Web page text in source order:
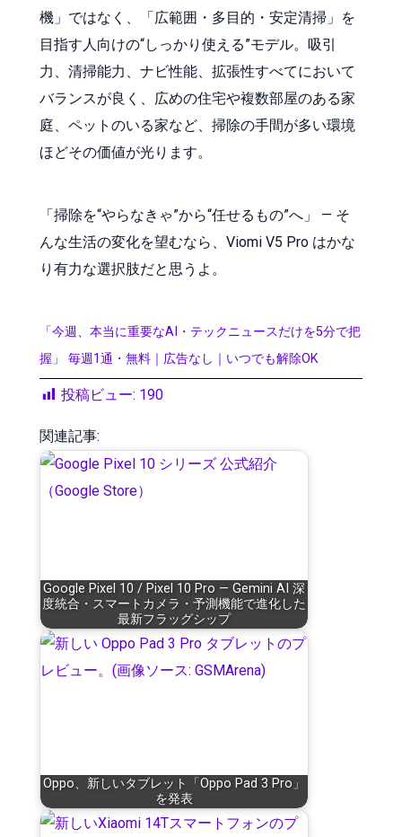
機」ではなく、「広範囲・多目的・安定清掃」を
目指す人向けの“しっかり使える”モデル。吸引
力、清掃能力、ナビ性能、拡張性すべてにおいて
バランスが良く、広めの住宅や複数部屋のある家
庭、ペットのいる家など、掃除の手間が多い環境
ほどその価値が光ります。
「掃除を“やらなきゃ”から“任せるもの”へ」 — そ
んな生活の変化を望むなら、Viomi V5 Pro はかな
り有力な選択肢だと思うよ。
「今週、本当に重要なAI・テックニュースだけを5分で把
握」 毎週1通・無料｜広告なし｜いつでも解除OK
投稿ビュー: 190
関連記事:
Google Pixel 10 / Pixel 10 Pro — Gemini AI 深
度統合・スマートカメラ・予測機能で進化した
最新フラッグシップ
Oppo、新しいタブレット「Oppo Pad 3 Pro」
を発表